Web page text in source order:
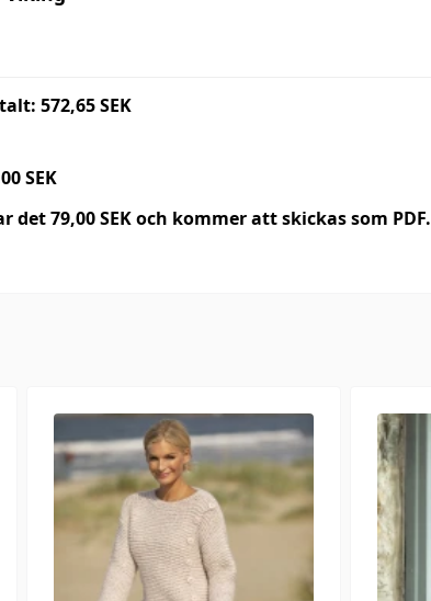
572,65 SEK
SEK
79,00 SEK och kommer att skickas som PDF.